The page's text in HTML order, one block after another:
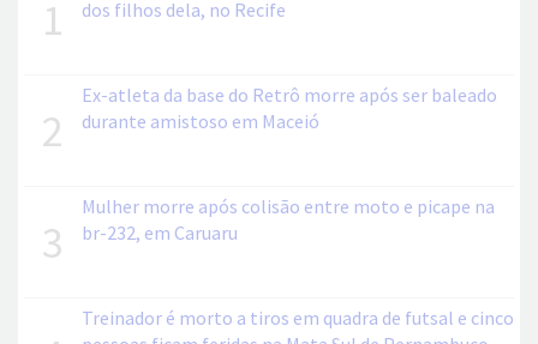
1
dos filhos dela, no Recife
2
Ex-atleta da base do Retrô morre após ser baleado
durante amistoso em Maceió
3
Mulher morre após colisão entre moto e picape na
br-232, em Caruaru
Treinador é morto a tiros em quadra de futsal e cinco